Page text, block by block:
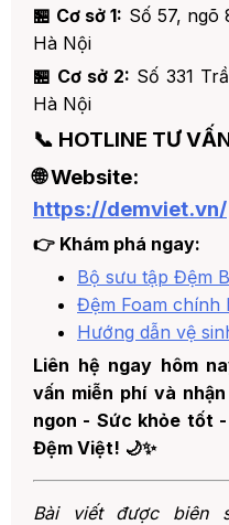
🏪 Cơ sở 1: Số 57, ngõ
Hà Nội
🏪 Cơ sở 2: Số 331
Hà Nội
📞 HOTLINE TƯ
🌐 Website:
https://demviet.vn/
👉 Khám phá ngay:
Bộ sưu tập Đệm
Đệm Foam chính
Hướng dẫn vệ
Liên hệ ngay hôm
vấn miễn phí và
ngon - Sức khỏe tốt
Đệm Việt! 🌙✨
Bài viết được biên